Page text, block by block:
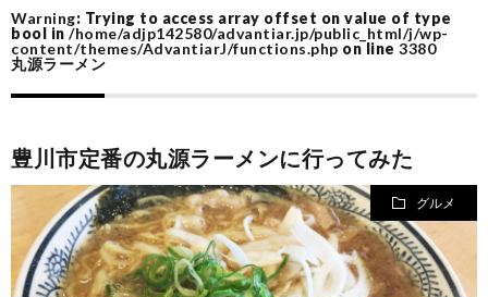
規
営
Warning: Trying to access array offset on value of type
bool in /home/adjp142580/advantiar.jp/public_html/j/wp-
content/themes/AdvantiarJ/functions.php on line 3380
丸源ラーメン
豊川市定番の丸源ラーメンに行ってみた
グルメ